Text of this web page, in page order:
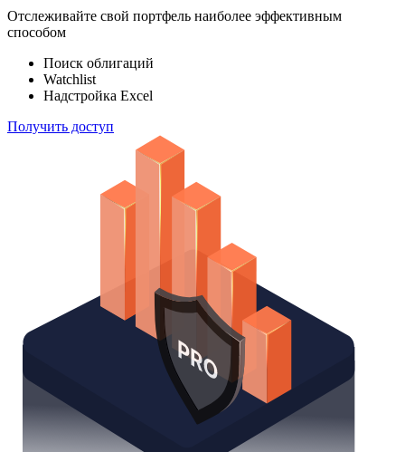
Отслеживайте свой портфель наиболее эффективным
способом
Поиск облигаций
Watchlist
Надстройка Excel
Получить доступ